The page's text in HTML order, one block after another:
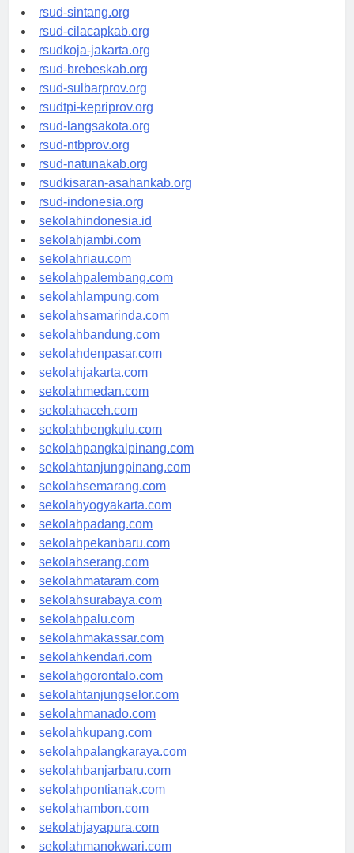
rsudrtnotopuro-sidoarjokab.org
rsud-sintang.org
rsud-cilacapkab.org
rsudkoja-jakarta.org
rsud-brebeskab.org
rsud-sulbarprov.org
rsudtpi-kepriprov.org
rsud-langsakota.org
rsud-ntbprov.org
rsud-natunakab.org
rsudkisaran-asahankab.org
rsud-indonesia.org
sekolahindonesia.id
sekolahjambi.com
sekolahriau.com
sekolahpalembang.com
sekolahlampung.com
sekolahsamarinda.com
sekolahbandung.com
sekolahdenpasar.com
sekolahjakarta.com
sekolahmedan.com
sekolahaceh.com
sekolahbengkulu.com
sekolahpangkalpinang.com
sekolahtanjungpinang.com
sekolahsemarang.com
sekolahyogyakarta.com
sekolahpadang.com
sekolahpekanbaru.com
sekolahserang.com
sekolahmataram.com
sekolahsurabaya.com
sekolahpalu.com
sekolahmakassar.com
sekolahkendari.com
sekolahgorontalo.com
sekolahtanjungselor.com
sekolahmanado.com
sekolahkupang.com
sekolahpalangkaraya.com
sekolahbanjarbaru.com
sekolahpontianak.com
sekolahambon.com
sekolahjayapura.com